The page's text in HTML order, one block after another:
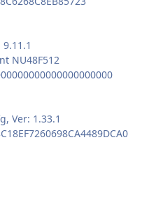
NU48F512
Ver: 1.33.1